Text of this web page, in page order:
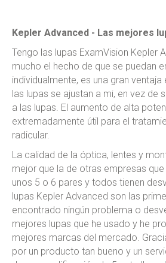
Kepler Advanced - Las mejores
Tengo las lupas ExamVision Kepler
mucho el hecho de que se puedan
individualmente, es una gran
las lupas se ajustan a mi, en vez de
a las lupas. El aumento de alta
extremadamente útil para el
radicular.
La calidad de la óptica, lentes y
mejor que la de otras empresas
unos 5 o 6 pares y todos tienen
lupas Kepler Advanced son las
encontrado ningún problema o
mejores lupas que he usado y he
mejores marcas del mercado.
por un producto tan bueno y un